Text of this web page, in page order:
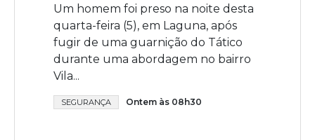
Um homem foi preso na noite desta
quarta-feira (5), em Laguna, após
fugir de uma guarnição do Tático
durante uma abordagem no bairro
Vila...
SEGURANÇA Ontem às 08h30